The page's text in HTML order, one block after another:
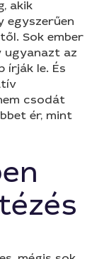
akik
egyszerűen
Sok ember
ugyanazt az
írják le. És
csodát
ér, mint